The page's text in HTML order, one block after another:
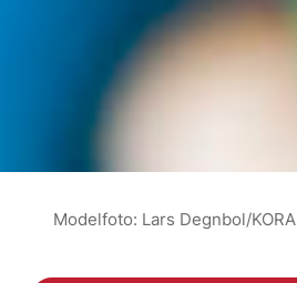
Modelfoto: Lars Degnbol/KORA